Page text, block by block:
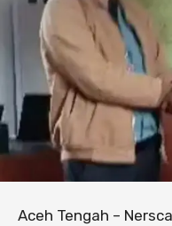
Aceh Tengah –